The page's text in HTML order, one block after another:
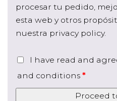
procesar tu pedido,
esta web y otros
nuestra privacy policy.
I have read and
and conditions *
Proceed